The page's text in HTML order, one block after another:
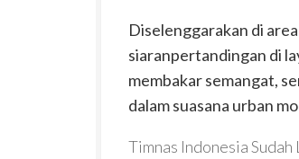
Diselenggarakan di area
siaranpertandingan di
membakar semangat,
dalam suasana urban
Timnas Indonesia